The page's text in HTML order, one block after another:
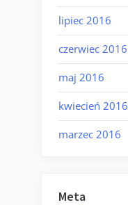
lipiec 2016
czerwiec 2016
maj 2016
kwiecień 2016
marzec 2016
Meta